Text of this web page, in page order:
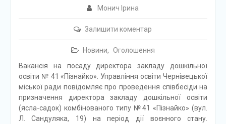
Монич Ірина
Залишити коментар
Новини, Оголошення
Вакансія на посаду директора закладу дошкільної
освіти № 41 «Пізнайко». Управління освіти Чернівецької
міської ради повідомляє про проведення співбесіди на
призначення директора закладу дошкільної освіти
(ясла-садок) комбінованого типу №41 «Пізнайко» (вул.
Л. Сандуляка, 19) на період дії воєнного стану.